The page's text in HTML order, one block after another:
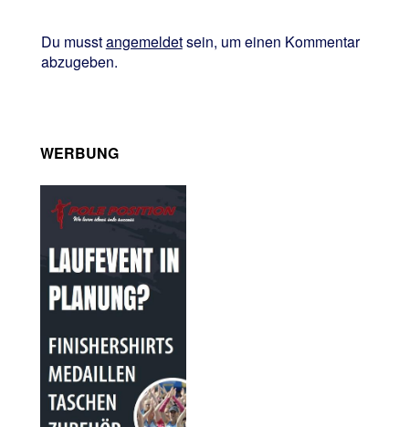
Du musstangemeldetsein, um einen Kommentar
abzugeben.
WERBUNG